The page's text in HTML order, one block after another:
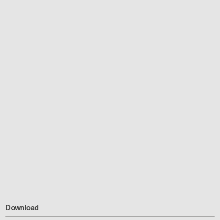
Download